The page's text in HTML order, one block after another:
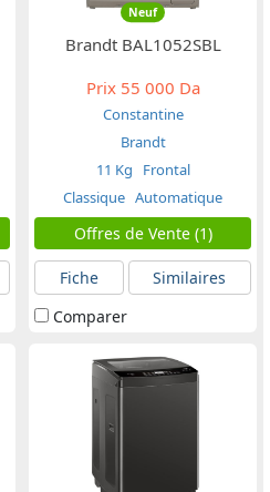
Neuf
Brandt BAL1052SBL
Prix55 000 Da
Constantine
Brandt
11 Kg
Frontal
Classique Automatique
Offres de Vente (1)
Fiche
Similaires
Comparer